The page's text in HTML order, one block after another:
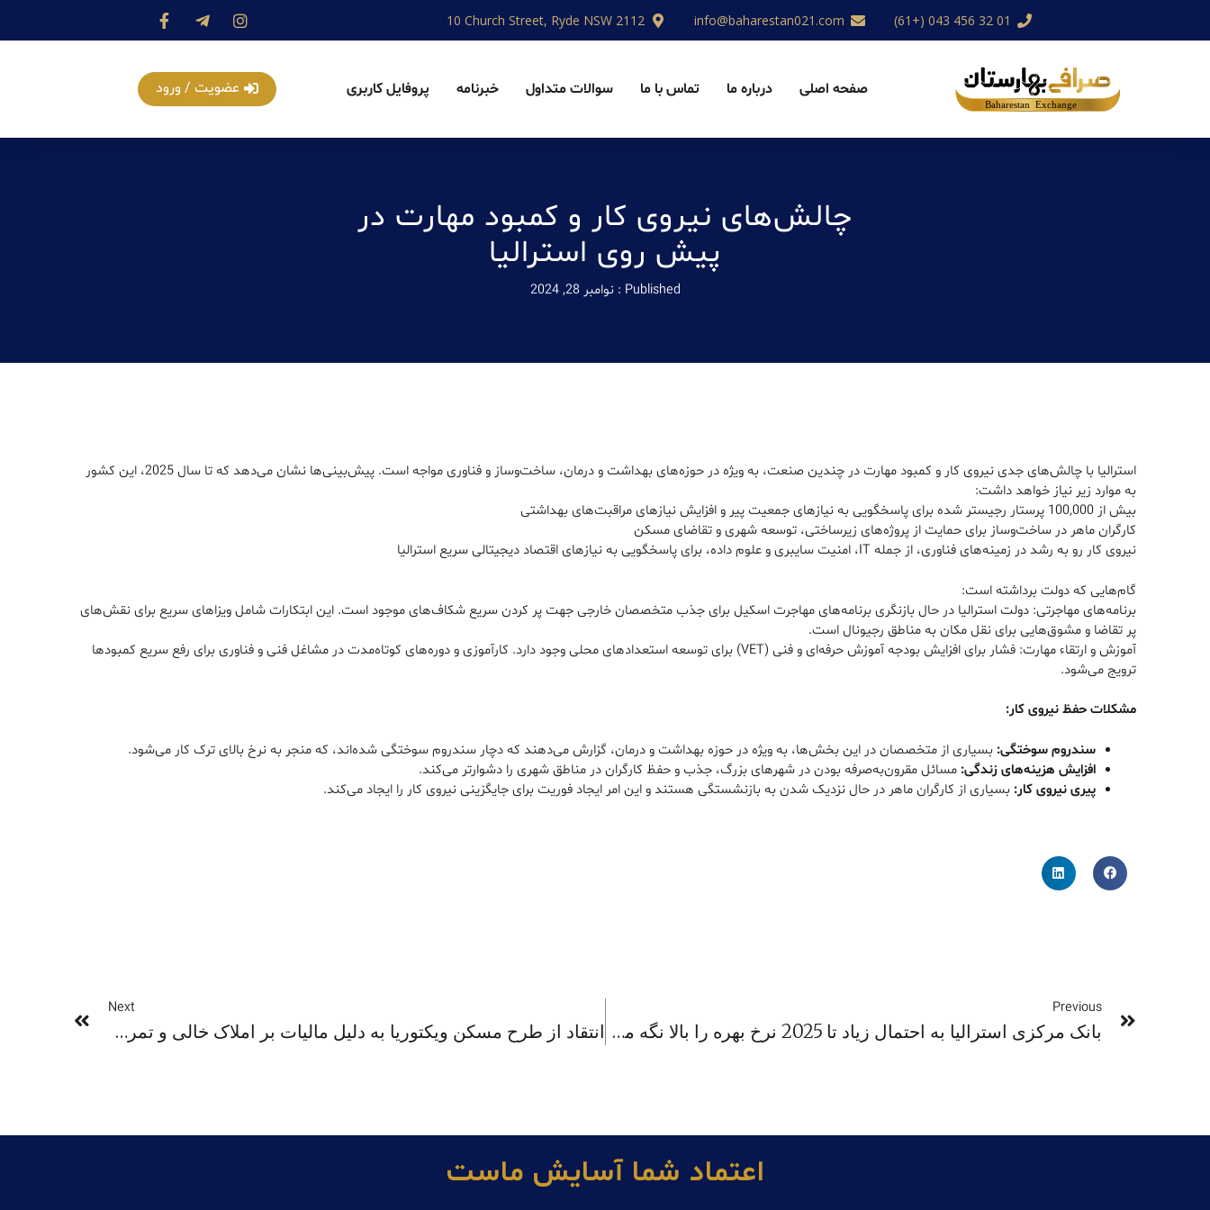
01 32 456 043 (+61)
info@baharestan021.com
10 Church Street, Ryde NSW 2112
صفحه اصلی درباره ما تماس با ما سوالات متداول خبرنامه پروفایل کاربری عضویت / ورود
چالش‌های نیروی کار و کمبود مهارت در
پیش روی استرالیا
Published : نوامبر 28, 2024
استرالیا با چالش‌های جدی نیروی کار و کمبود مهارت در چندین صنعت، به ویژه در حوزه‌های بهداشت و درمان، ساخت‌وساز و فناوری مواجه است. پیش‌بینی‌ها نشان می‌دهد که تا سال 2025، این کشور
به موارد زیر نیاز خواهد داشت:
بیش از 100,000 پرستار رجیستر شده برای پاسخگویی به نیازهای جمعیت پیر و افزایش نیازهای مراقبت‌های بهداشتی
کارگران ماهر در ساخت‌وساز برای حمایت از پروژه‌های زیرساختی، توسعه شهری و تقاضای مسکن
نیروی کار رو به رشد در زمینه‌های فناوری، از جمله IT، امنیت سایبری و علوم داده، برای پاسخگویی به نیازهای اقتصاد دیجیتالی سریع استرالیا
گام‌هایی که دولت برداشته است:
برنامه‌های مهاجرتی: دولت استرالیا در حال بازنگری برنامه‌های مهاجرت اسکیل برای جذب متخصصان خارجی جهت پر کردن سریع شکاف‌های موجود است. این ابتکارات شامل ویزاهای سریع برای نقش‌های
پر تقاضا و مشوق‌هایی برای نقل مکان به مناطق رجیونال است.
آموزش و ارتقاء مهارت: فشار برای افزایش بودجه آموزش حرفه‌ای و فنی (VET) برای توسعه استعدادهای محلی وجود دارد. کارآموزی و دوره‌های کوتاه‌مدت در مشاغل فنی و فناوری برای رفع سریع کمبودها
ترویج می‌شود.
مشکلات حفظ نیروی کار:
سندروم سوختگی: بسیاری از متخصصان در این بخش‌ها، به ویژه در حوزه بهداشت و درمان، گزارش می‌دهند که دچار سندروم سوختگی شده‌اند، که منجر به نرخ بالای ترک کار می‌شود.
افزایش هزینه‌های زندگی: مسائل مقرون‌به‌صرفه بودن در شهرهای بزرگ، جذب و حفظ کارگران در مناطق شهری را دشوارتر می‌کند.
پیری نیروی کار: بسیاری از کارگران ماهر در حال نزدیک شدن به بازنشستگی هستند و این امر ایجاد فوریت برای جایگزینی نیروی کار را ایجاد می‌کند.
Previous
بانک مرکزی استرالیا به احتمال زیاد تا 2025 نرخ بهره را بالا نگه می‌دارد
Next
انتقاد از طرح مسکن ویکتوریا به دلیل مالیات بر املاک خالی و تمرکز بر تراکم
اعتماد شما آسايش ماست